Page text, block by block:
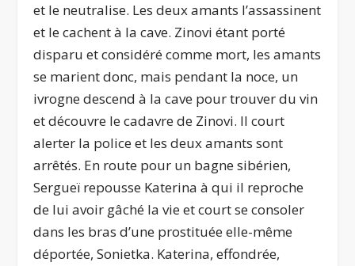
et le neutralise. Les deux amants l’assassinent
et le cachent à la cave. Zinovi étant porté
disparu et considéré comme mort, les amants
se marient donc, mais pendant la noce, un
ivrogne descend à la cave pour trouver du vin
et découvre le cadavre de Zinovi. Il court
alerter la police et les deux amants sont
arrêtés. En route pour un bagne sibérien,
Sergueï repousse Katerina à qui il reproche
de lui avoir gâché la vie et court se consoler
dans les bras d’une prostituée elle-même
déportée, Sonietka. Katerina, effondrée,